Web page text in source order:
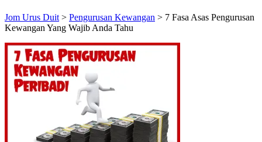
Jom Urus Duit > Pengurusan Kewangan > 7 Fasa Asas Pengurusan
Kewangan Yang Wajib Anda Tahu